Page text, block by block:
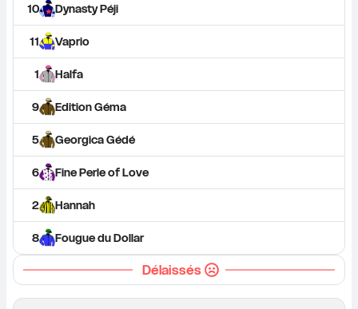
10 Dynasty Péji
11 Vaprio
1 Halfa
9 Edition Géma
5 Georgica Gédé
6 Fine Perle of Love
2 Hannah
8 Fougue du Dollar
Délaissés